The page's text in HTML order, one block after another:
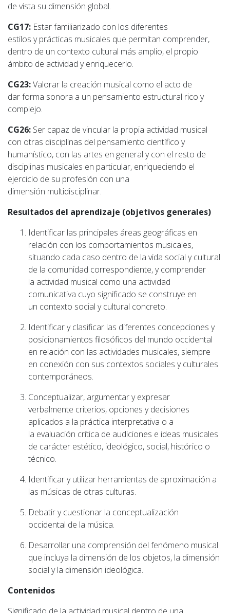
de vista su dimensión global.
CG17: Estar familiarizado con los diferentes
estilos y prácticas musicales que permitan comprender,
dentro de un contexto cultural más amplio, el propio
ámbito de actividad y enriquecerlo.
CG23:Valorar la creación musical como el acto de
dar forma sonora a un pensamiento estructural rico y
complejo.
CG26: Ser capaz de vincular la propia actividad musical
con otras disciplinas del pensamiento científico y
humanístico, con las artes en general y con el resto de
disciplinas musicales en particular, enriqueciendo el
ejercicio de su profesión con una
dimensión multidisciplinar.
Resultados del aprendizaje (objetivos generales)
Identificar las principales áreas geográficas en
relación con los comportamientos musicales,
situando cada caso dentro de la vida social y cultural
de la comunidad correspondiente, y comprender
la actividad musical como una actividad
comunicativa cuyo significado se construye en
un contexto social y cultural concreto.
Identificar y clasificar las diferentes concepciones y
posicionamientos filosóficos del mundo occidental
en relación con las actividades musicales, siempre
en conexión con sus contextos sociales y culturales
contemporáneos.
Conceptualizar, argumentar y expresar
verbalmente criterios, opciones y decisiones
aplicados a la práctica interpretativa o a
la evaluación crítica de audiciones e ideas musicales
de carácter estético, ideológico, social, histórico o
técnico.
Identificar y utilizar herramientas de aproximación a
las músicas de otras culturas.
Debatir y cuestionar la conceptualización
occidental de la música.
Desarrollar una comprensión del fenómeno musical
que incluya la dimensión de los objetos, la dimensión
social y la dimensión ideológica.
Contenidos